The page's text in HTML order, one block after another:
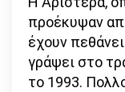
προέκυψαν
έχουν
γράψει στο
το 1993.